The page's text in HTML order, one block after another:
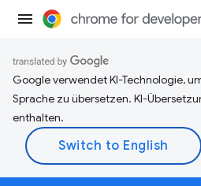
Google verwendet KI-Technologie,
Sprache zu übersetzen. KI-
enthalten.